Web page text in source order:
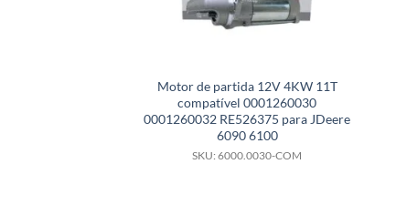
Motor de partida 12V 4KW 11T
compatível 0001260030
0001260032 RE526375 para JDeere
6090 6100
SKU: 6000.0030-COM